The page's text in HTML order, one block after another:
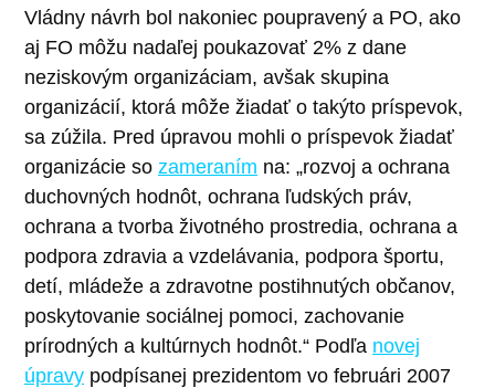
Vládny návrh bol nakoniec poupravený a PO, ako
aj FO môžu nadaľej poukazovať 2% z dane
neziskovým organizáciam, avšak skupina
organizácií, ktorá môže žiadať o takýto príspevok,
sa zúžila. Pred úpravou mohli o príspevok žiadať
organizácie so zameraním na: „rozvoj a ochrana
duchovných hodnôt, ochrana ľudských práv,
ochrana a tvorba životného prostredia, ochrana a
podpora zdravia a vzdelávania, podpora športu,
detí, mládeže a zdravotne postihnutých občanov,
poskytovanie sociálnej pomoci, zachovanie
prírodných a kultúrnych hodnôt.“ Podľa novej
úpravy podpísanej prezidentom vo februári 2007